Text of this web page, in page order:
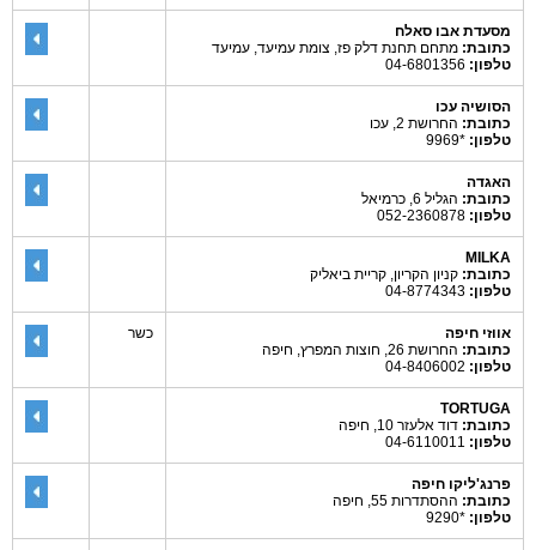
מסעדת אבו סאלח
כתובת: מתחם תחנת דלק פז, צומת עמיעד, עמיעד
טלפון:
הסושיה עכו
כתובת: החרושת 2, עכו
טלפון: *9969
האגדה
כתובת: הגליל 6, כרמיאל
טלפון:
MILKA
כתובת: קניון הקריון, קריית ביאליק
טלפון:
אווזי חיפה
כתובת: החרושת 26, חוצות המפרץ, חיפה
טלפון:
כשר
TORTUGA
כתובת: דוד אלעזר 10, חיפה
טלפון:
פרנג'ליקו חיפה
כתובת: ההסתדרות 55, חיפה
טלפון: *9290